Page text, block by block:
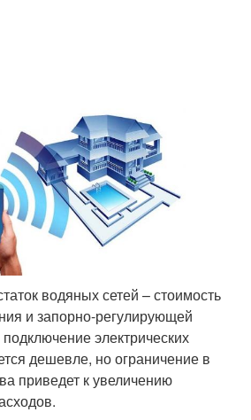
водяных сетей – стоимость
и запорно-регулирующей
электрических
дешевле, но ограничение в
приведет к увеличению